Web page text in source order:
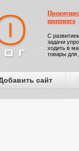
шоппинга
С
задачи
ходить в
товары для
сайт